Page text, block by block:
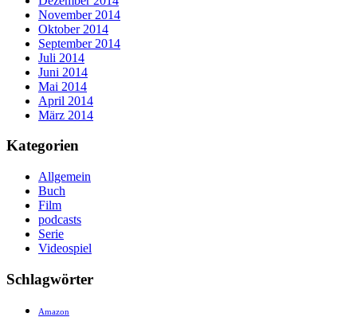
November 2014
Oktober 2014
September 2014
Juli 2014
Juni 2014
Mai 2014
April 2014
März 2014
Kategorien
Allgemein
Buch
Film
podcasts
Serie
Videospiel
Schlagwörter
Amazon